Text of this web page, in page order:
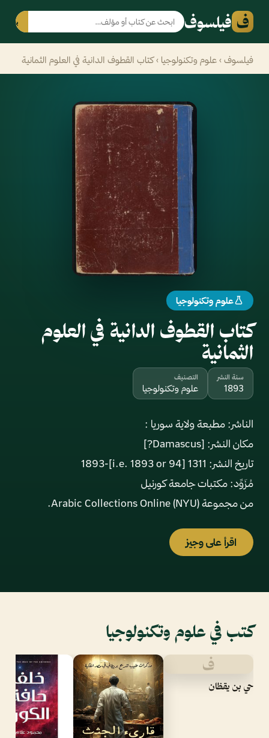
ف فيلسوف بحث
فيلسوف › علوم وتكنولوجيا › كتاب القطوف الدانية في العلوم الثمانية
علوم وتكنولوجيا
كتاب القطوف الدانية في العلوم
الثمانية
سنة النشر
1893
التصنيف
علوم وتكنولوجيا
من مجموعة Arabic Collections Online (NYU).
اقرأ على وجيز
كتب في علوم وتكنولوجيا
ف
حي بن يقظان